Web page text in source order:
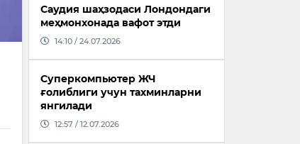
Саудия шаҳзодаси Лондондаги
меҳмонхонада вафот этди
14:10 / 24.07.2026
Суперкомпьютер ЖЧ
ғолиблиги учун тахминларни
янгилади
12:57 / 12.07.2026